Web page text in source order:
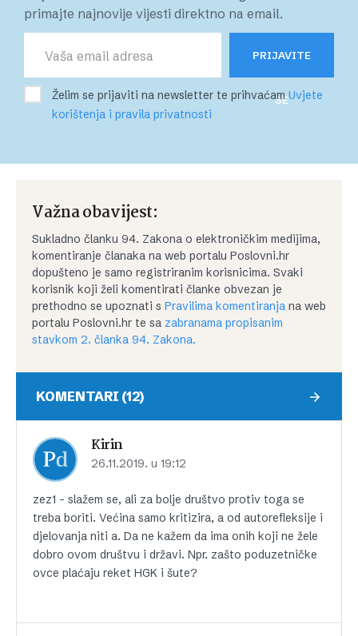
primajte najnovije vijesti direktno na email.
PRIJAVITE
SE
Želim se prijaviti na newsletter te prihvaćamUvjete
korištenja i pravila privatnosti
Važna obavijest:
Sukladno članku 94. Zakona o elektroničkim medijima,
komentiranje članaka na web portalu Poslovni.hr
dopušteno je samo registriranim korisnicima. Svaki
korisnik koji želi komentirati članke obvezan je
prethodno se upoznati s Pravilima komentiranja na web
portalu Poslovni.hr te sa zabranama propisanim
stavkom 2. članka 94. Zakona.
KOMENTARI (12)
Kirin
26.11.2019. u 19:12
zez1 – slažem se, ali za bolje društvo protiv toga se
treba boriti. Većina samo kritizira, a od autorefleksije i
djelovanja niti a. Da ne kažem da ima onih koji ne žele
dobro ovom društvu i državi. Npr. zašto poduzetničke
ovce plaćaju reket HGK i šute?